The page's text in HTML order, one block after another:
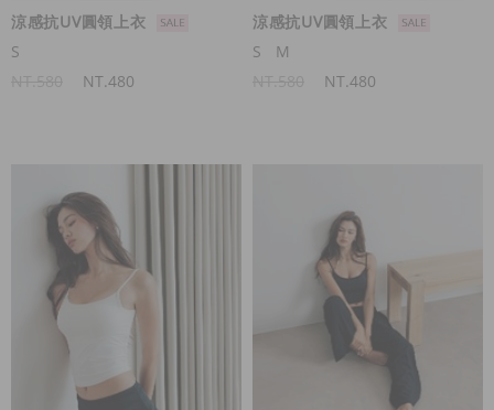
涼感抗UV圓領上衣
S
NT.480
涼感抗UV圓領上衣
S
M
NT.480